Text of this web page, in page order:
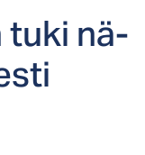
tu­ki nä­